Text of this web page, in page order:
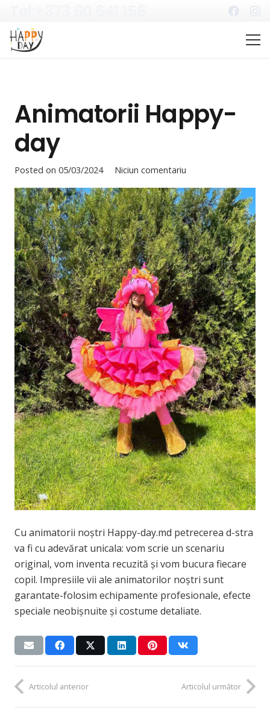
Animatorii Happy-
day
Posted on 05/03/2024 Niciun comentariu
Cu animatorii noștri Happy-day.md petrecerea d-stra
va fi cu adevărat unicala: vom scrie un scenariu
original, vom inventa recuzită și vom bucura fiecare
copil. Impresiile vii ale animatorilor noștri sunt
garantate-folosim echipamente profesionale, efecte
speciale neobișnuite și costume detaliate.
Articolul anterior Articolul următor